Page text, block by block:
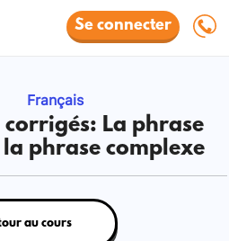
Se connecter
Français
corrigés: La phrase
phrase complexe
au cours